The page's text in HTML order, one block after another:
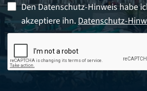
Den Datenschutz-Hinweis habe
akzeptiere ihn. Datenschutz-